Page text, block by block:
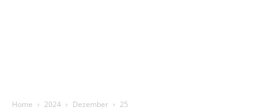
Home 2024 Dezember 25